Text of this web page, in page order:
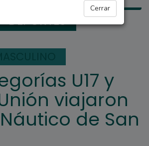
Cerrar
DEPORTES
U17 y
viajaron
de San